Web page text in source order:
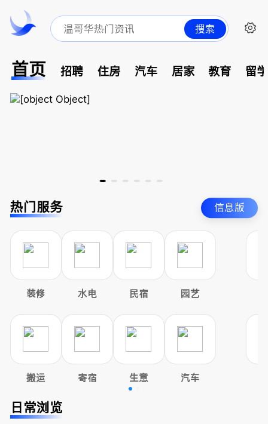
搜索
首页 招聘 住房 汽车 居家 教育 留
热门服务 信息版
装修 水电 民宿 园艺
搬运 寄宿 生意 汽车
日常浏览